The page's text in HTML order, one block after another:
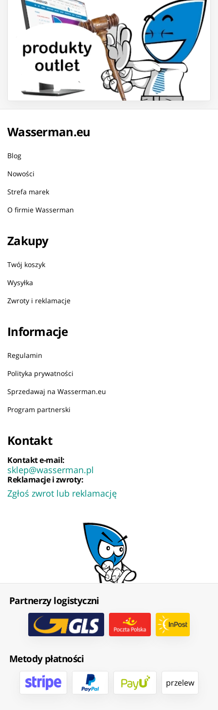
Wasserman.eu
Blog
Nowości
Strefa marek
O firmie Wasserman
Zakupy
Twój koszyk
Wysyłka
Zwroty i reklamacje
Informacje
Regulamin
Polityka prywatności
Sprzedawaj na Wasserman.eu
Program partnerski
Kontakt
Kontakt e-mail:
sklep@wasserman.pl
Reklamacje i zwroty:
Zgłoś zwrot lub reklamację
Partnerzy logistyczni
Metody płatności
przelew